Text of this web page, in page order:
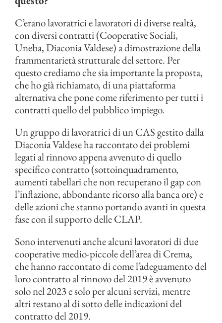
C’erano lavoratrici e lavoratori di diverse realtà,
con diversi contratti (Cooperative Sociali,
Uneba, Diaconia Valdese) a dimostrazione della
frammentarietà strutturale del settore. Per
questo crediamo che sia importante la proposta,
che ho già richiamato, di una piattaforma
alternativa che pone come riferimento per tutti i
contratti quello del pubblico impiego.
Un gruppo di lavoratrici di un CAS gestito dalla
Diaconia Valdese ha raccontato dei problemi
legati al rinnovo appena avvenuto di quello
specifico contratto (sottoinquadramento,
aumenti tabellari che non recuperano il gap con
l’inflazione, abbondante ricorso alla banca ore) e
delle azioni che stanno portando avanti in questa
fase con il supporto delle CLAP.
Sono intervenuti anche alcuni lavoratori di due
cooperative medio-piccole dell’area di Crema,
che hanno raccontato di come l’adeguamento del
loro contratto al rinnovo del 2019 è avvenuto
solo nel 2023 e solo per alcuni servizi, mentre
altri restano al di sotto delle indicazioni del
contratto del 2019.